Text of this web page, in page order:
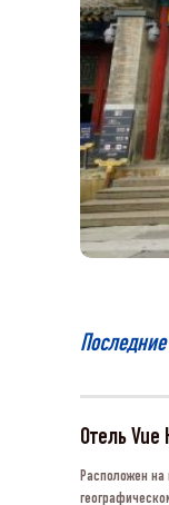
Отель
Расположен на